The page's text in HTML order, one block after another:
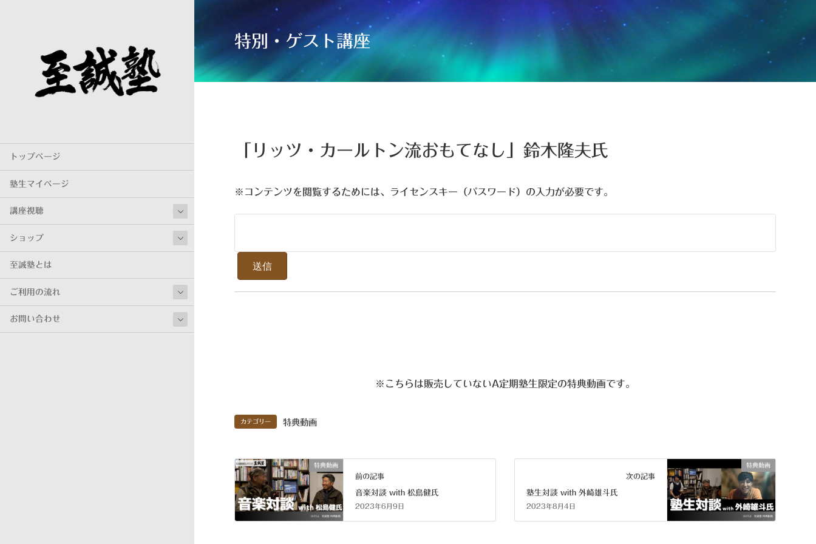
トップページ
塾生マイページ
講座視聴
ショップ
至誠塾とは
ご利用の流れ
お問い合わせ
特別・ゲスト講座
「リッツ・カールトン流おもてなし」鈴木隆夫氏
※コンテンツを閲覧するためには、ライセンスキー（パスワード）の入力が必要です。
※こちらは販売していないA定期塾生限定の特典動画です。
カテゴリー 特典動画
特典動画
前の記事
音楽対談 with 松島健氏
2023年6月9日
特典動画
次の記事
塾生対談 with 外崎雄斗氏
2023年8月4日